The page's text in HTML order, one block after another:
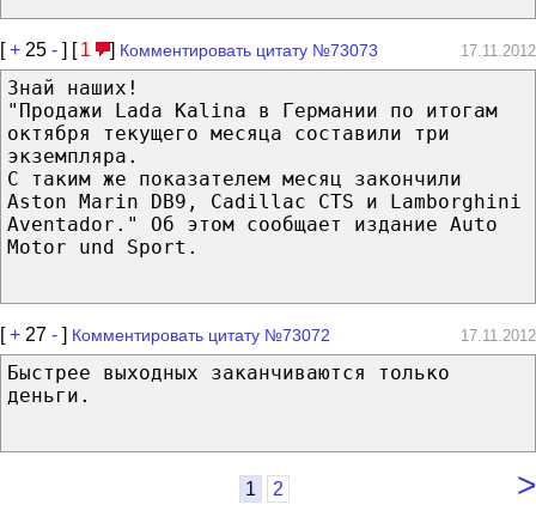
[+ 25 - ] [ 1 ] Комментировать цитату №73073 17.11.2012
Знай наших!
"Продажи Lada Kalina в Германии по итогам
октября текущего месяца составили три
экземпляра.
С таким же показателем месяц закончили
Aston Marin DB9, Cadillac CTS и Lamborghini
Aventador." Об этом сообщает издание Auto
Motor und Sport.
[+ 27 - ] Комментировать цитату №73072 17.11.2012
Быстрее выходных заканчиваются только
деньги.
>
1 2